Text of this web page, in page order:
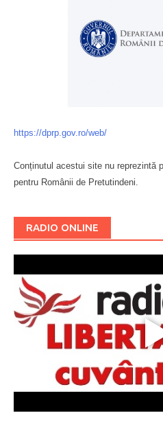
https://dprp.gov.ro/web/
Conținutul acestui site nu reprezintă
pentru Românii de Pretutindeni.
RADIO ONLINE